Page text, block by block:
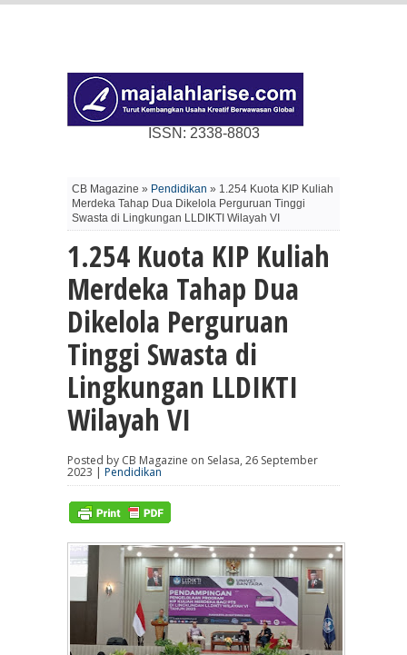
ISSN: 2338-8803
CB Magazine » Pendidikan » 1.254 Kuota KIP Kuliah
Merdeka Tahap Dua Dikelola Perguruan Tinggi
Swasta di Lingkungan LLDIKTI Wilayah VI
1.254 Kuota KIP Kuliah
Merdeka Tahap Dua
Dikelola Perguruan
Tinggi Swasta di
Lingkungan LLDIKTI
Wilayah VI
Posted by CB Magazine on Selasa, 26 September
2023 | Pendidikan